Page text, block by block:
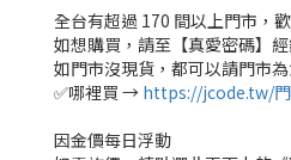
全台有超過 170 間以上門市，
如想購買，請至【真愛密碼】
如門市沒現貨，都可以請門市
✅哪裡買 → https://jcode.tw/
因金價每日浮動